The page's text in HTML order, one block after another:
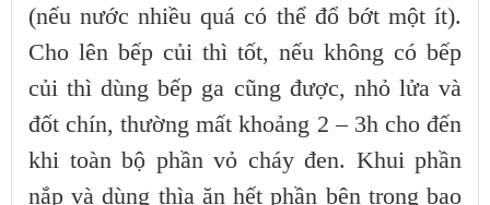
(nếu nước nhiều quá có thể đổ bớt một ít).
Cho lên bếp củi thì tốt, nếu không có bếp
củi thì dùng bếp ga cũng được, nhỏ lửa và
đốt chín, thường mất khoảng 2 – 3h cho đến
khi toàn bộ phần vỏ cháy đen. Khui phần
nắp và dùng thìa ăn hết phần bên trong bao